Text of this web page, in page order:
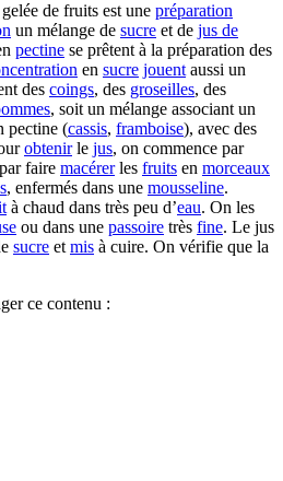
de fruits est une préparation
un mélange de sucre et de jus de
pectine se prêtent à la préparation des
en sucre jouent aussi un
des coings, des groseilles, des
, soit un mélange associant un
pectine (cassis, framboise), avec des
obtenirle jus, on commence par
faire macérerles fruits en morceaux
, enfermés dans une mousseline.
à chaud dans très peu d’eau. On les
ou dans une passoire très fine. Le jus
sucre et mis à cuire. On vérifie que la
ce contenu :